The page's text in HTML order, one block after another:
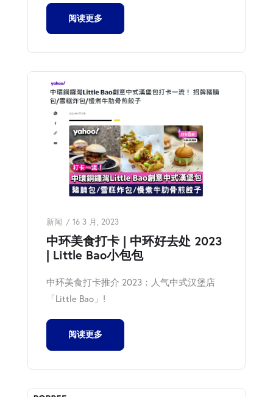
阅读更多
新闻 16 3 月, 2023
中环美食打卡 | 中环好去处 2023
| Little Bao小包包
中环美食打卡推介 2023：人气中式汉堡店
「Little Bao」!
阅读更多